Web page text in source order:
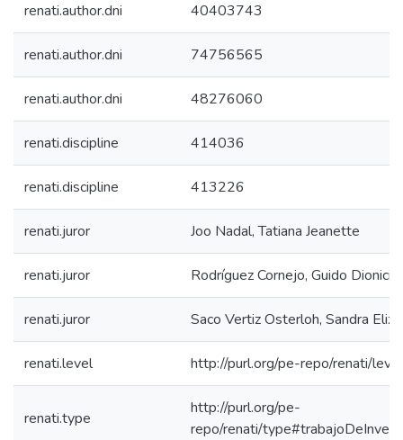
renati.author.dni 40403743
renati.author.dni 74756565
renati.author.dni 48276060
renati.discipline 414036
renati.discipline 413226
renati.juror Joo Nadal, Tatiana Jeanette
renati.juror Rodríguez Cornejo, Guido Dionicio
renati.juror Saco Vertiz Osterloh, Sandra
renati.level http://purl.org/pe-repo/renati/
renati.type
http://purl.org/pe-
repo/renati/